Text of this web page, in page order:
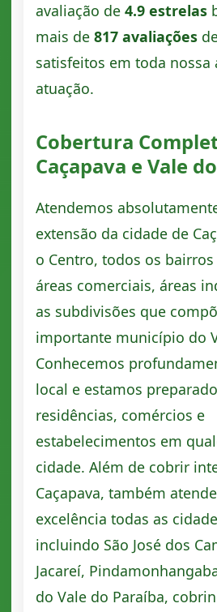
avaliação de 4.9 estrelas
mais de 817 avaliações
satisfeitos em toda nossa
atuação.
Cobertura
Caçapava e Vale
Atendemos
extensão da cidade de
o Centro, todos os
áreas comerciais, áreas
as subdivisões que
importante município do
Conhecemos
local e estamos
residências, comércios e
estabelecimentos em
cidade. Além de cobrir
Caçapava, também
excelência todas as
incluindo São José dos
Jacareí,
do Vale do Paraíba,